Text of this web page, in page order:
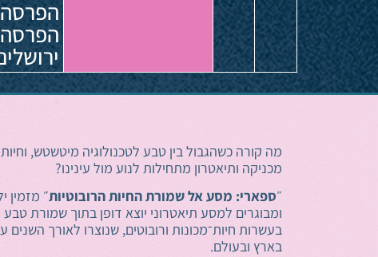
מה קורה כשהגבול בין טבע לטכנולוגיה מיטשטש, וחיות
מכניקה ותיאטרון מתחילות לנוע מול עינינו?
״ספארי: מסע אל שמורת החיות הרובוטיות״ מזמין
ומבוגרים למסע תיאטרוני יוצא דופן בתוך שמורת
בעשרות חיות־מכונות ורובוטים, שנוצרו לאורך השנים
בארץ ובעולם.